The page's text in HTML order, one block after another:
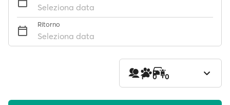
Seleziona data
Ritorno
Seleziona data
1 0 0